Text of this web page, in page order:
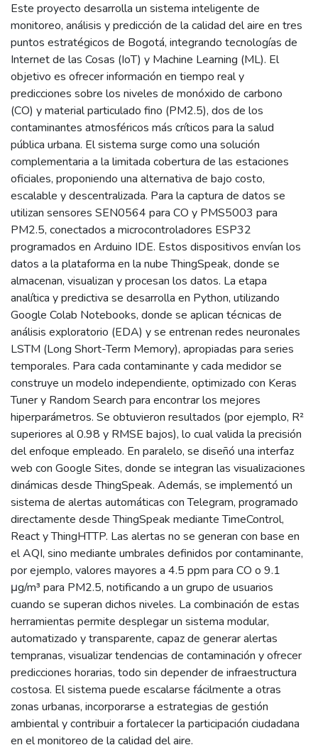
Este proyecto desarrolla un sistema inteligente de
monitoreo, análisis y predicción de la calidad del aire en tres
puntos estratégicos de Bogotá, integrando tecnologías de
Internet de las Cosas (IoT) y Machine Learning (ML). El
objetivo es ofrecer información en tiempo real y
predicciones sobre los niveles de monóxido de carbono
(CO) y material particulado fino (PM2.5), dos de los
contaminantes atmosféricos más críticos para la salud
pública urbana. El sistema surge como una solución
complementaria a la limitada cobertura de las estaciones
oficiales, proponiendo una alternativa de bajo costo,
escalable y descentralizada. Para la captura de datos se
utilizan sensores SEN0564 para CO y PMS5003 para
PM2.5, conectados a microcontroladores ESP32
programados en Arduino IDE. Estos dispositivos envían los
datos a la plataforma en la nube ThingSpeak, donde se
almacenan, visualizan y procesan los datos. La etapa
analítica y predictiva se desarrolla en Python, utilizando
Google Colab Notebooks, donde se aplican técnicas de
análisis exploratorio (EDA) y se entrenan redes neuronales
LSTM (Long Short-Term Memory), apropiadas para series
temporales. Para cada contaminante y cada medidor se
construye un modelo independiente, optimizado con Keras
Tuner y Random Search para encontrar los mejores
hiperparámetros. Se obtuvieron resultados (por ejemplo, R²
superiores al 0.98 y RMSE bajos), lo cual valida la precisión
del enfoque empleado. En paralelo, se diseñó una interfaz
web con Google Sites, donde se integran las visualizaciones
dinámicas desde ThingSpeak. Además, se implementó un
sistema de alertas automáticas con Telegram, programado
directamente desde ThingSpeak mediante TimeControl,
React y ThingHTTP. Las alertas no se generan con base en
el AQI, sino mediante umbrales definidos por contaminante,
por ejemplo, valores mayores a 4.5 ppm para CO o 9.1
μg/m³ para PM2.5, notificando a un grupo de usuarios
cuando se superan dichos niveles. La combinación de estas
herramientas permite desplegar un sistema modular,
automatizado y transparente, capaz de generar alertas
tempranas, visualizar tendencias de contaminación y ofrecer
predicciones horarias, todo sin depender de infraestructura
costosa. El sistema puede escalarse fácilmente a otras
zonas urbanas, incorporarse a estrategias de gestión
ambiental y contribuir a fortalecer la participación ciudadana
en el monitoreo de la calidad del aire.